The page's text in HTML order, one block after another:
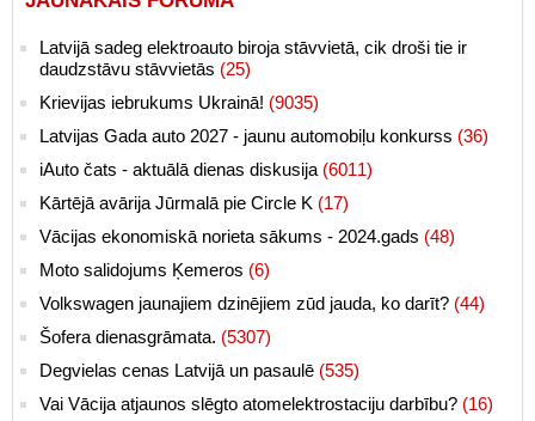
Latvijā sadeg elektroauto biroja stāvvietā, cik droši tie ir
daudzstāvu stāvvietās (25)
Krievijas iebrukums Ukrainā! (9035)
Latvijas Gada auto 2027 - jaunu automobiļu konkurss (36)
iAuto čats - aktuālā dienas diskusija (6011)
Kārtējā avārija Jūrmalā pie Circle K (17)
Vācijas ekonomiskā norieta sākums - 2024.gads (48)
Moto salidojums Ķemeros (6)
Volkswagen jaunajiem dzinējiem zūd jauda, ko darīt? (44)
Šofera dienasgrāmata. (5307)
Degvielas cenas Latvijā un pasaulē (535)
Vai Vācija atjaunos slēgto atomelektrostaciju darbību? (16)